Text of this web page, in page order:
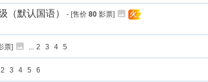
（默认国语） - [售价 80 影票]
火
票] ... 2 3 4 5
2 3 4 5 6